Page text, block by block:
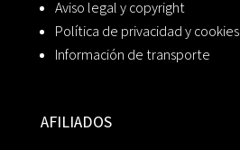
Aviso legal y copyright
Política de privacidad y cookies
Información de transporte
AFILIADOS